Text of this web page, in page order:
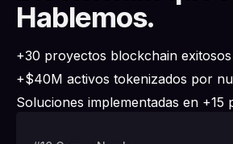
Hablemos.
+30 proyectos blockchain
+$40M activos tokenizados por
Soluciones implementadas en +15